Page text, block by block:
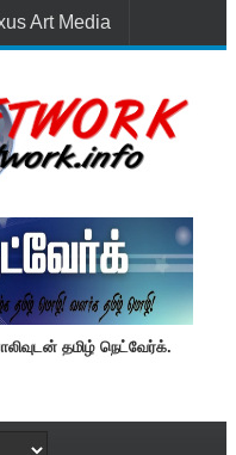
Art Media
தமிழ் நெட்வேர்க்.